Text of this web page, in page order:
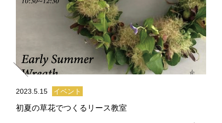
2023.5.15 イベント
初夏の草花でつくるリース教室